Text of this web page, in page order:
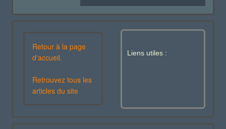
Retour à la page
d'accueil.
Retrouvez tous les
articles du site
Liens utiles :